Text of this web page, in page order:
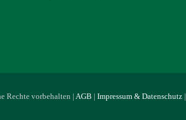
Rechte vorbehalten | AGB | Impressum & Datenschutz|